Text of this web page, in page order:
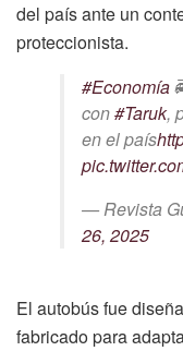
del país ante un
proteccionista.
#Economía
con#Taruk,
en el país
— Revista
26, 2025
El autobús fue
fabricado para